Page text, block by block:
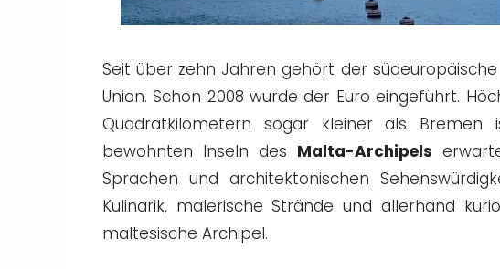
Seit über zehn Jahren gehört der
Union. Schon 2008 wurde der Euro eingeführt.
Quadratkilometern sogar kleiner als Bremen
bewohnten Inseln des Malta-Archipels
Sprachen und architektonischen
Kulinarik, malerische Strände und allerhand
maltesische Archipel.